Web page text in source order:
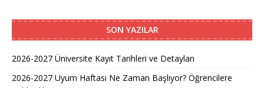
SON YAZILAR
2026-2027 Üniversite Kayıt Tarihleri ve Detayları
2026-2027 Uyum Haftası Ne Zaman Başlıyor? Öğrencilere